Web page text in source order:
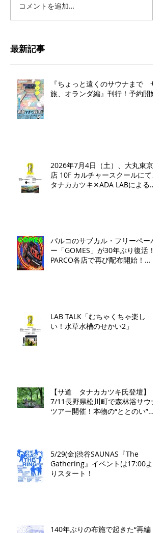
コメントを追加…
最新記事
『ちょっと遠くのサウナまで サ
旅、オランダ編』刊行！予約開始
2026年7月4日（土）、大丸東京
店 10F カルチャースクールにて、
タナカカツキ✕ADA LABによるト
パルコのサブカル・フリーペーパ
ー「GOMES」が30年ぶり復活！
PARCO各店で再び配布開始！​
LAB TALK「むちゃくちゃ楽し
い！水草水槽のせかい2」
【サ道 タナカカツキ氏登壇】
7/11長野県松川町で森林浴サウナ
ツアー開催！本物の“ととのい”を
5/29(金)渋谷SAUNAS『The
Gathering』イベントは17:00よ
りスタート！
140年ぶりの布施で起きた“再編